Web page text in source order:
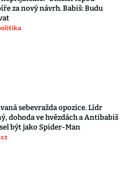
za nový návrh. Babiš: Budu
sebevražda opozice. Lídr
dohoda ve hvězdách a Antibabiš
být jako Spider-Man